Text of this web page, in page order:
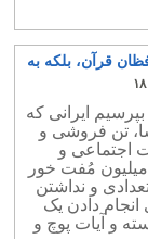
قرآن، بلکه به
۱۸
ایرانی که
تن فروشی و
اجتماعی و
میلیون مُفت خور
و نداشتن
دادن یک
و آیات پوچ و